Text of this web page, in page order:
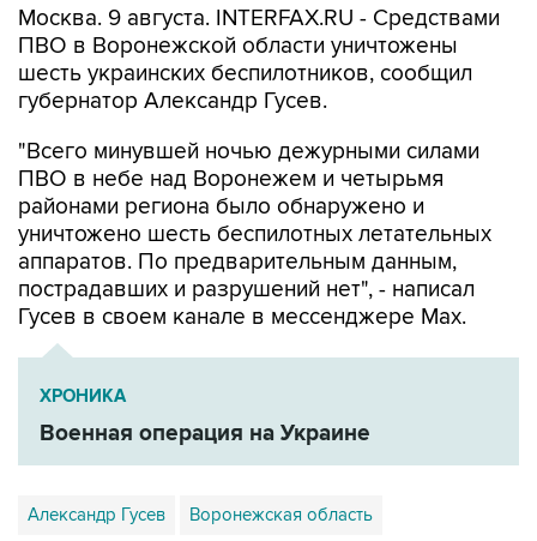
Москва. 9 августа. INTERFAX.RU - Средствами
ПВО в Воронежской области уничтожены
шесть украинских беспилотников, сообщил
губернатор Александр Гусев.
"Всего минувшей ночью дежурными силами
ПВО в небе над Воронежем и четырьмя
районами региона было обнаружено и
уничтожено шесть беспилотных летательных
аппаратов. По предварительным данным,
пострадавших и разрушений нет", - написал
Гусев в своем канале в мессенджере Max.
ХРОНИКА
Военная операция на Украине
Александр Гусев Воронежская область